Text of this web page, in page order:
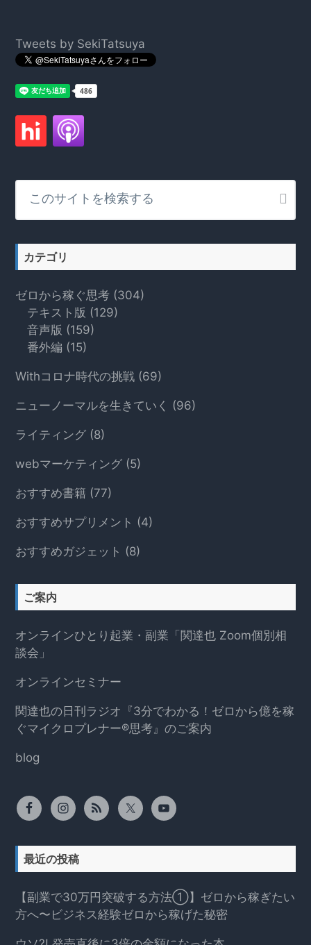
Footer
Tweets by SekiTatsuya
サ
ト
を
検
カテゴリ
ゼロから稼ぐ思考 (304)
テキスト版 (129)
音声版 (159)
番外編 (15)
Withコロナ時代の挑戦 (69)
ニューノーマルを生きていく (96)
ライティング (8)
webマーケティング (5)
おすすめ書籍 (77)
おすすめサプリメント (4)
おすすめガジェット (8)
ご案内
オンラインひとり起業・副業「関達也 Zoom個別相
談会」
オンラインセミナー
関達也の日刊ラジオ『3分でわかる！ゼロから億を稼
ぐマイクロプレナー®思考』のご案内
blog
最近の投稿
【副業で30万円突破する方法①】ゼロから稼ぎたい
方へ〜ビジネス経験ゼロから稼げた秘密